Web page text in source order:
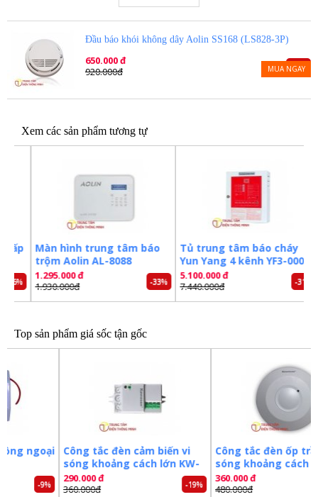
Đầu báo khói không dây Aolin SS168 (LS828-3P)
650.000 đ
920.000đ
-29%
MUA NGAY
Xem các sản phẩm tương tự
Màn hình trung tâm báo
trộm Aolin AL-8088
1.295.000 đ
1.930.000đ
-33%
Tủ trung tâm báo cháy
Yun Yang 4 kênh YF3-0004L
5.100.000 đ
7.440.000đ
-31%
Top sản phẩm giá sốc tận gốc
Công tắc đèn cảm biến vi
sóng khoảng cách lớn KW-
RS02D
290.000 đ
360.000đ
Công tắc đèn ốp trần vi
sóng khoảng cách lớn
RS03B
360.000 đ
480.000đ